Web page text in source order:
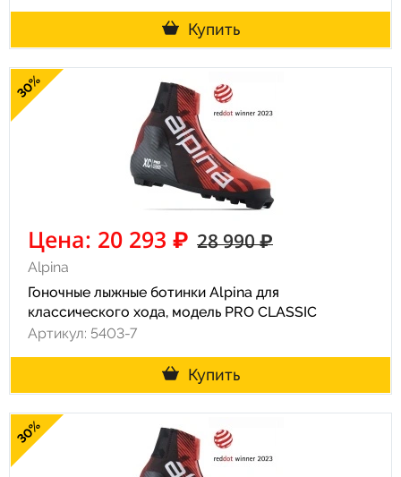
Купить
30%
Цена: 20 293 ₽ 28 990 ₽
Alpina
Гоночные лыжные ботинки Alpina для
классического хода, модель PRO CLASSIC
Артикул: 5403-7
Купить
30%